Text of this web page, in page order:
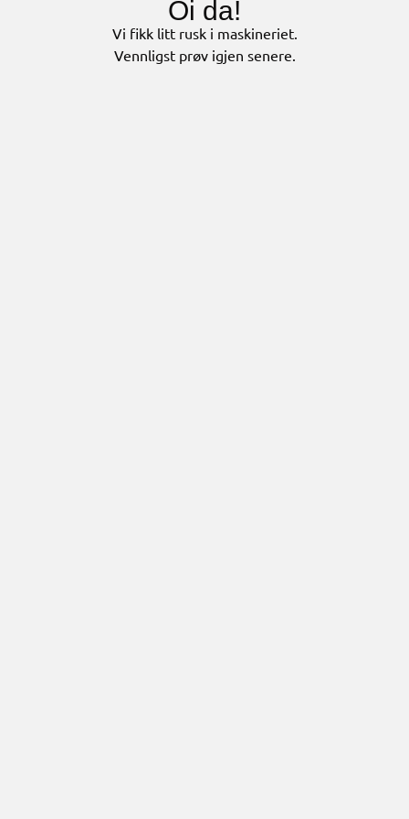
Oi da!
Vi fikk litt rusk i maskineriet.
Vennligst prøv igjen senere.